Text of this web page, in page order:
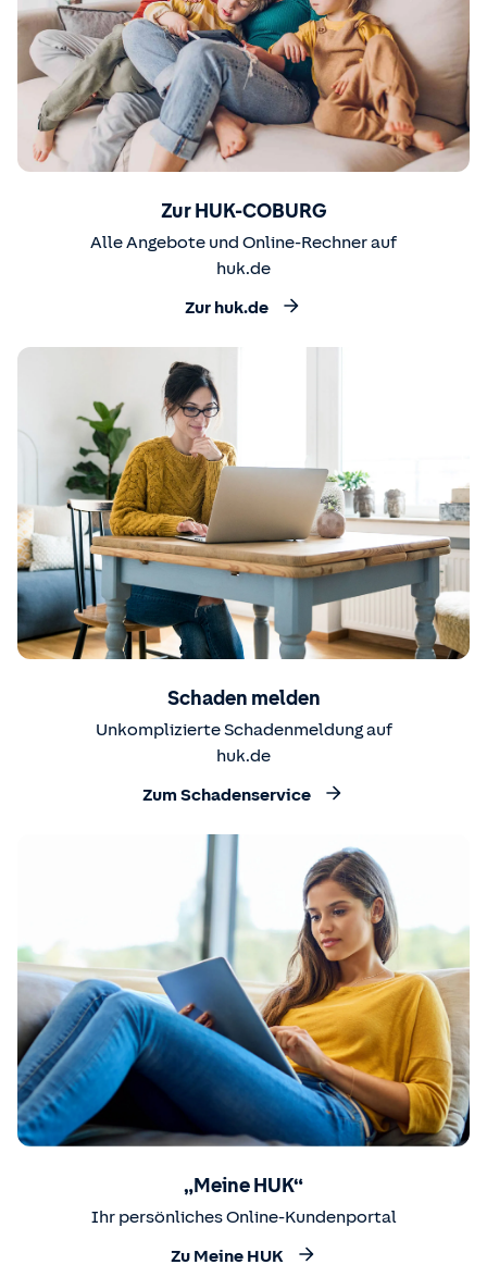
Zur HUK-COBURG
Alle Angebote und Online-Rechner auf
huk.de
Zur huk.de
Schaden melden
Unkomplizierte Schadenmeldung auf
huk.de
Zum Schadenservice
„Meine HUK“
Ihr persönliches Online-Kundenportal
Zu Meine HUK